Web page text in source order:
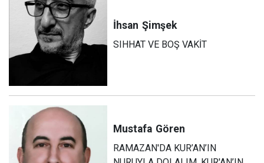
İhsan Şimşek
SIHHAT VE BOŞ VAKİT
Mustafa Gören
RAMAZAN'DA KUR’AN’IN